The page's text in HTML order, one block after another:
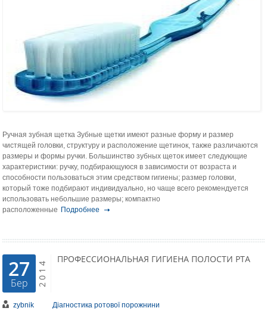
Ручная зубная щетка Зубные щетки имеют разные форму и размер
чистящей головки, струк­туру и расположение щетинок, также различаются
размеры и формы ручки. Большинство зубных щеток имеет следующие
характеристики: ручку, подбирающуюся в зависимости от возраста и
способности пользоваться этим средством гигиены; размер головки,
который тоже подбирают индивидуально, но чаще всего рекомендуется
использовать небольшие размеры; компактно
расположенные Подробнее
27
Бер 2014 ПРОФЕССИОНАЛЬНАЯ ГИГИЕНА ПОЛОСТИ РТА
zybnik Діагностика ротової порожнини